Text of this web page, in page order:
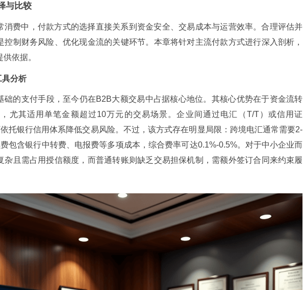
与比较
消费中，付款方式的选择直接关系到资金安全、交易成本与运营效率。合理评估并
控制财务风险、优化现金流的关键环节。本章将针对主流付款方式进行深入剖析，
依据。
具分析
础的支付手段，至今仍在B2B大额交易中占据核心地位。其核心优势在于资金流转
尤其适用单笔金额超过10万元的交易场景。企业间通过电汇（T/T）或信用证
依托银行信用体系降低交易风险。不过，该方式存在明显局限：跨境电汇通常需要2-
包含银行中转费、电报费等多项成本，综合费率可达0.1%-0.5%。对于中小企业而
杂且需占用授信额度，而普通转账则缺乏交易担保机制，需额外签订合同来约束履